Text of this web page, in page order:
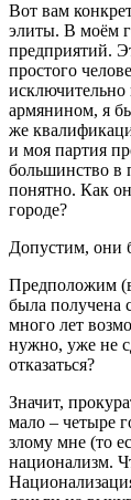
Вот вам
элиты. В моём
предприятий.
простого
исключительно
армянином, я
же
и моя партия
большинство в
понятно. Как
городе?
Допустим, они
Предположим
была получена
много лет
нужно, уже не
отказаться?
Значит,
мало – четыре
злому мне (то
национализм.